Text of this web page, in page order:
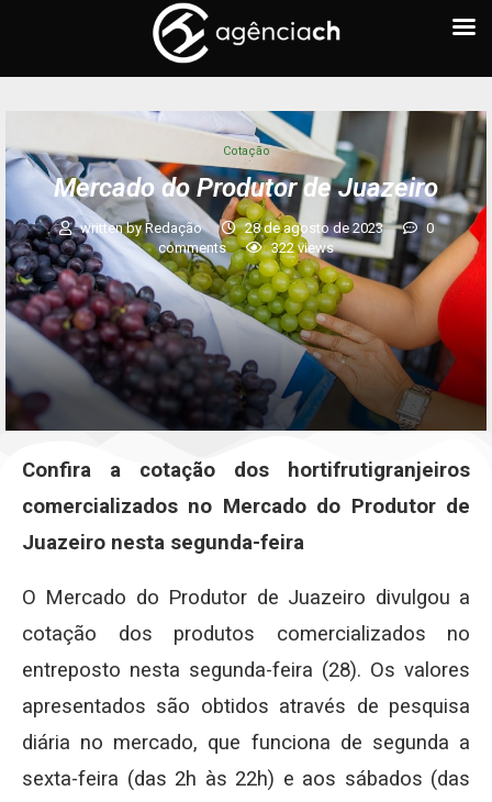
Cotação
Mercado do Produtor de Juazeiro
written byRedação 28 de agosto de 2023
0
comments
322views
Confira a cotação dos hortifrutigranjeiros
comercializados no Mercado do Produtor de
Juazeiro nesta segunda-feira
O Mercado do Produtor de Juazeiro divulgou a
cotação dos produtos comercializados no
entreposto nesta segunda-feira (28). Os valores
apresentados são obtidos através de pesquisa
diária no mercado, que funciona de segunda a
sexta-feira (das 2h às 22h) e aos sábados (das